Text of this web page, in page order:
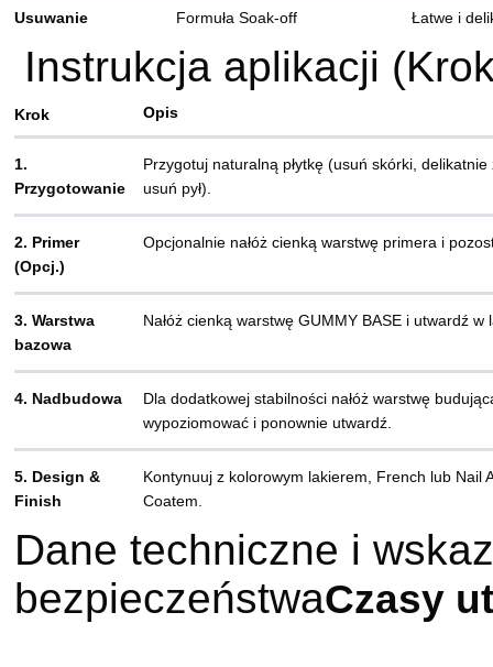
Usuwanie Formuła Soak-off Łatwe i
Instrukcja aplikacji
Krok Opis
1.
Przygotowanie
Przygotuj naturalną płytkę (usuń skórki,
usuń pył).
2. Primer
(Opcj.)
Opcjonalnie nałóż cienką warstwę primera i
3. Warstwa
bazowa
Nałóż cienką warstwę GUMMY BASE i utwardź w
4. Nadbudowa
Dla dodatkowej stabilności nałóż warstwę
wypoziomować i ponownie utwardź.
5. Design &
Finish
Kontynuuj z kolorowym lakierem, French lub Nail
Coatem.
Dane techniczne i
bezpieczeństwaCzasy